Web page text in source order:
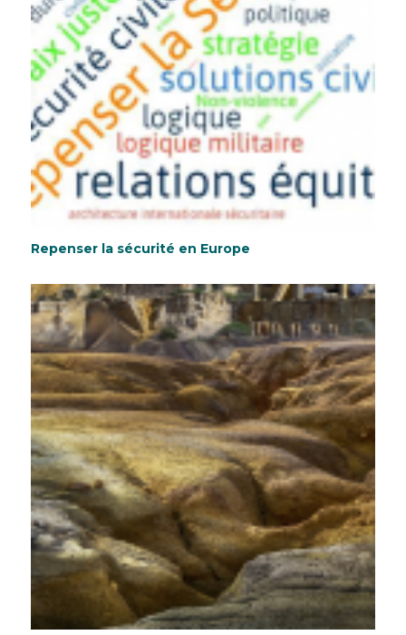
Repenser la sécurité en Europe